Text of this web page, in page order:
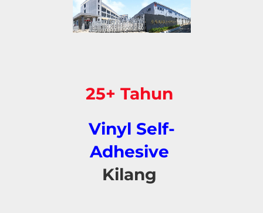
25+ Tahun
Vinyl Self-
Kilang